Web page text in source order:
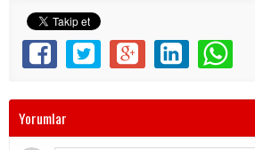
Yorumlar